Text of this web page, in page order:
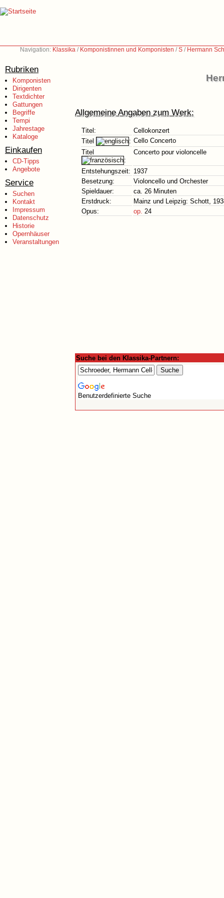
Navigation: Klassika / Komponistinnen und Komponisten /S / Hermann
Rubriken
Komponisten
Dirigenten
Textdichter
Gattungen
Begriffe
Tempi
Jahrestage
Kataloge
Einkaufen
CD-Tipps
Angebote
Service
Suchen
Kontakt
Impressum
Datenschutz
Historie
Opernhäuser
Veranstaltungen
Allgemeine Angaben zum Werk:
Titel:
Cellokonzert
Titel
: Cello Concerto
Titel
:
Concerto pour violoncelle
Entstehungszeit: 1937
Besetzung:
Violoncello und Orchester
Spieldauer:
ca. 26 Minuten
Erstdruck:
Mainz und Leipzig: Schott,
Opus:
op. 24
Suche bei den Klassika-Partnern:
Benutzerdefinierte Suche